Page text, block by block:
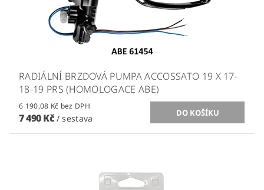
RADIÁLNÍ BRZDOVÁ PUMPA ACCOSSATO 19 X 17-
18-19 PRS (HOMOLOGACE ABE)
6 190,08 Kč bez DPH
7 490 Kč / sestava